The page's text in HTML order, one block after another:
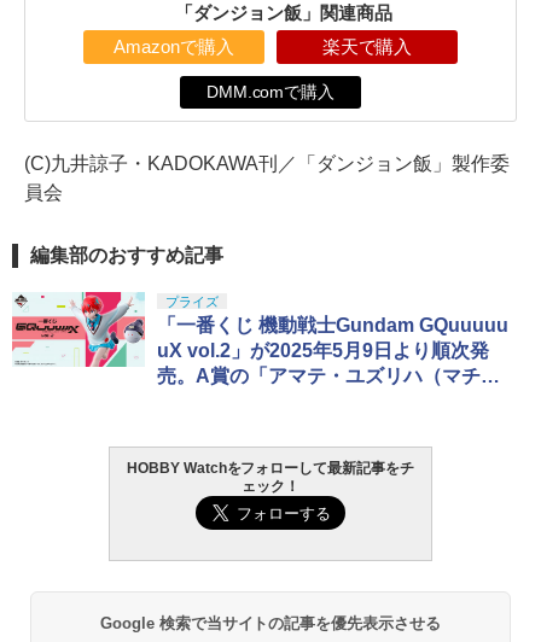
「ダンジョン飯」関連商品
Amazonで購入 楽天で購入
DMM.comで購入
(C)九井諒子・KADOKAWA刊／「ダンジョン飯」製作委
員会
編集部のおすすめ記事
プライズ
「一番くじ 機動戦士Gundam GQuuuuu
uX vol.2」が2025年5月9日より順次発
売。A賞の「アマテ・ユズリハ（マチ
HOBBY Watchをフォローして最新記事をチ
ェック！
Google 検索で当サイトの記事を優先表示させる